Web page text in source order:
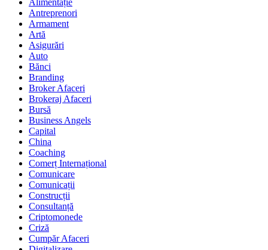
Alimentație
Antreprenori
Armament
Artă
Asigurări
Auto
Bănci
Branding
Broker Afaceri
Brokeraj Afaceri
Bursă
Business Angels
Capital
China
Coaching
Comerț Internațional
Comunicare
Comunicații
Construcții
Consultanță
Criptomonede
Criză
Cumpăr Afaceri